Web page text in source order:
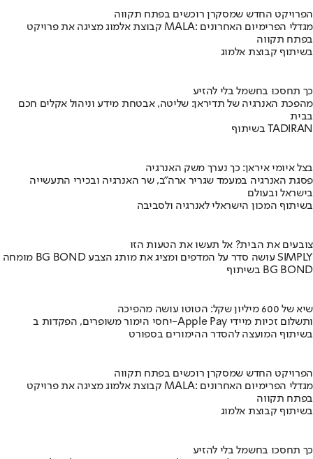
הפרויקט החדש שמסקרן רוכשים בפתח תקווה
קבוצת אלמוג מציגה את פרויקט MALA: מגדלי הפרימיום האחרונים
בפתח תקווה
בשיתוף קבוצת אלמוג
כך תחסכו בחשמל בלי להזיע
מהפכת האנרגיה של תדיראן: שליטה, אבטחת מידע וניהול אקלים חכם
בבית
בשיתוף TADIRAN
בצל איומי איראן: כך נערך משק האנרגיה
פסגת האנרגיה במעמד שגריר ארה"ב, שר האנרגיה ובכירי התעשייה
בישראל ובעולם
בשיתוף המכון הישראלי לאנרגיה ולסביבה
צובעים את הבית? אל תעשו את הטעות הזו
מומחה BG BOND עושה סדר על המדפים ומציג את מותג הצבע SIMPLY
בשיתוף BG BOND
שיא של 600 מיליון שקל: הטוטו עושה מהפיכה
יחסי הימור משופרים, הפקדות ב-Apple Pay ותשלום זכיות מיידי
בשיתוף המועצה להסדר ההימורים בספורט
הפרויקט החדש שמסקרן רוכשים בפתח תקווה
קבוצת אלמוג מציגה את פרויקט MALA: מגדלי הפרימיום האחרונים
בפתח תקווה
בשיתוף קבוצת אלמוג
כך תחסכו בחשמל בלי להזיע